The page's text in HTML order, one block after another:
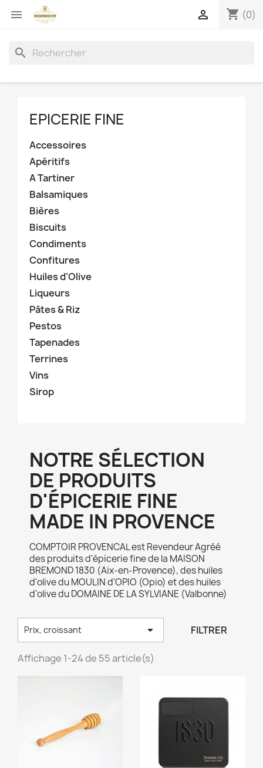
 shopping_cart (0)

search
EPICERIE FINE
Accessoires
Apéritifs
A Tartiner
Balsamiques
Bières
Biscuits
Condiments
Confitures
Huiles d'Olive
Liqueurs
Pâtes & Riz
Pestos
Tapenades
Terrines
Vins
Sirop
NOTRE SÉLECTION
DE PRODUITS
D'ÉPICERIE FINE
MADE IN PROVENCE
COMPTOIR PROVENCAL est Revendeur Agréé
des produits d'épicerie fine de la MAISON
BREMOND 1830 (Aix-en-Provence), des huiles
d'olive du MOULIN d'OPIO (Opio) et des huiles
d'olive du DOMAINE DE LA SYLVIANE (Valbonne)
Prix, croissant  FILTRER
Affichage 1-24 de 55 article(s)